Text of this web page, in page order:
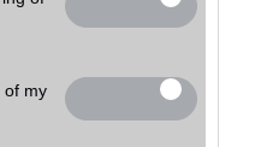
in below Google
of myfeloldó jelszavát, kódját